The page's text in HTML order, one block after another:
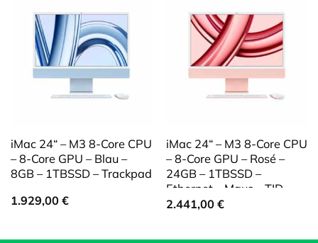
iMac 24“ – M3 8-Core CPU
– 8-Core GPU – Blau –
8GB – 1TBSSD – Trackpad
1.929,00 €
iMac 24“ – M3 8-Core CPU
– 8-Core GPU – Rosé –
24GB – 1TBSSD –
Ethernet – Maus – TID-
ZFB
2.441,00 €